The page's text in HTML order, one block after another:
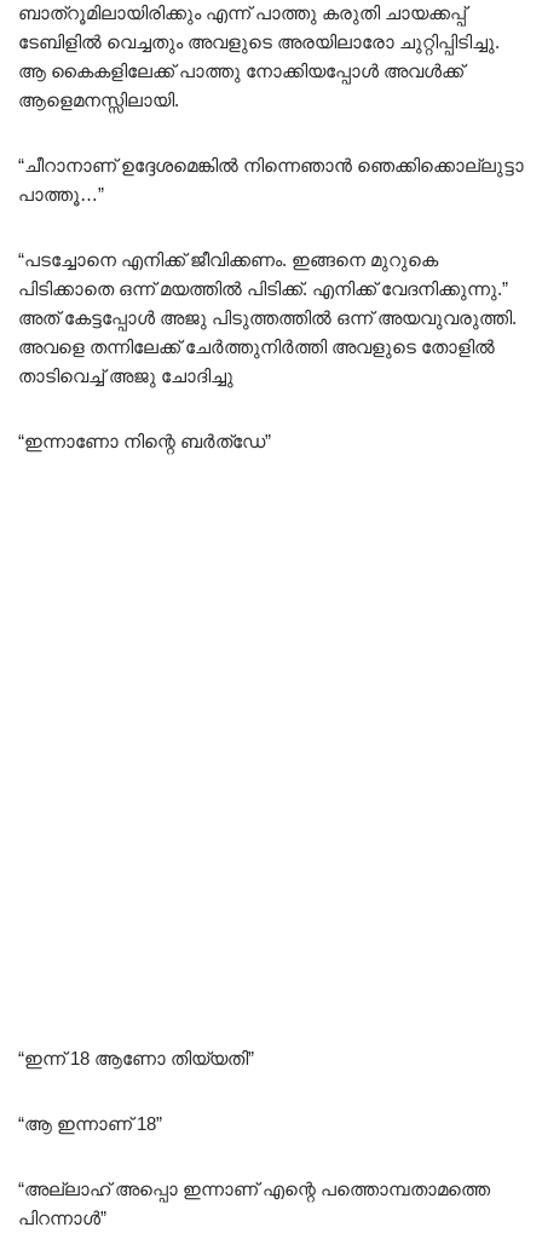
ബാത്റൂമിലായിരിക്കും എന്ന് പാത്തു കരുതി ചായക്കപ്പ്
ടേബിളിൽ വെച്ചതും അവളുടെ അരയിലാരോ ചുറ്റിപ്പിടിച്ചു.
ആ കൈകളിലേക്ക് പാത്തു നോക്കിയപ്പോൾ അവൾക്ക്
ആളെമനസ്സിലായി.
“ചീറാനാണ് ഉദ്ദേശമെങ്കിൽ നിന്നെഞാൻ ഞെക്കിക്കൊല്ലുട്ടാ
പാത്തൂ…”
“പടച്ചോനെ എനിക്ക് ജീവിക്കണം. ഇങ്ങനെ മുറുകെ
പിടിക്കാതെ ഒന്ന് മയത്തിൽ പിടിക്ക്. എനിക്ക് വേദനിക്കുന്നു.”
അത് കേട്ടപ്പോൾ അജു പിടുത്തത്തിൽ ഒന്ന് അയവുവരുത്തി.
അവളെ തന്നിലേക്ക് ചേർത്തുനിർത്തി അവളുടെ തോളിൽ
താടിവെച്ച് അജു ചോദിച്ചു
“ഇന്നാണോ നിന്റെ ബർത്ഡേ”
“ഇന്ന് 18 ആണോ തിയ്യതി”
“ആ ഇന്നാണ് 18”
“അല്ലാഹ് അപ്പൊ ഇന്നാണ് എന്റെ പത്തൊമ്പതാമത്തെ
പിറന്നാൾ”